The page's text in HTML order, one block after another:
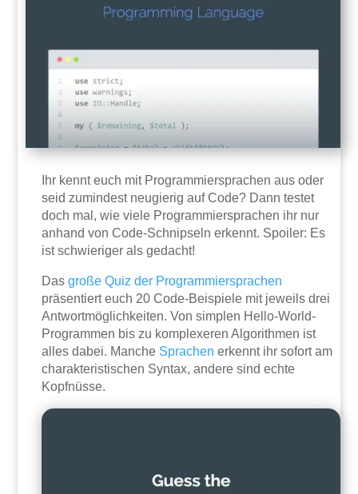
Ihr kennt euch mit Programmiersprachen aus oder
seid zumindest neugierig auf Code? Dann testet
doch mal, wie viele Programmiersprachen ihr nur
anhand von Code-Schnipseln erkennt. Spoiler: Es
ist schwieriger als gedacht!
Dasgroße Quiz der Programmiersprachen
präsentiert euch 20 Code-Beispiele mit jeweils drei
Antwortmöglichkeiten. Von simplen Hello-World-
Programmen bis zu komplexeren Algorithmen ist
alles dabei. Manche Sprachen erkennt ihr sofort am
charakteristischen Syntax, andere sind echte
Kopfnüsse.